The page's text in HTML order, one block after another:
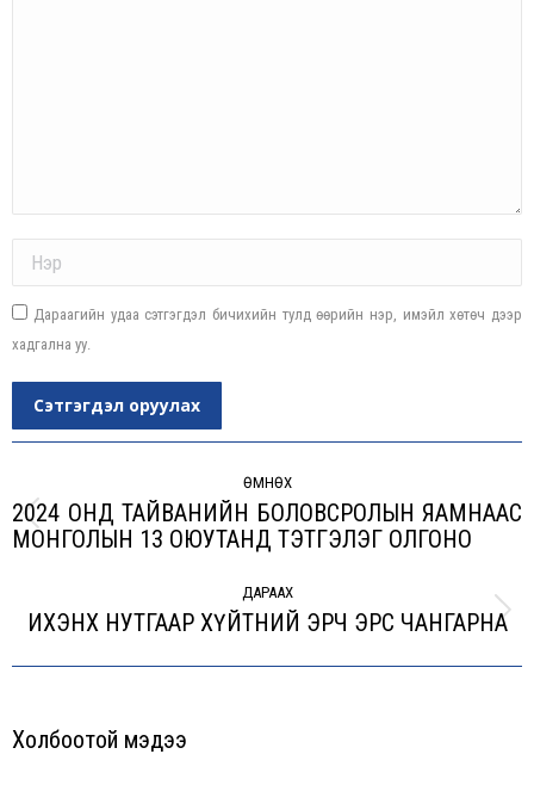
Дараагийн удаа сэтгэгдэл бичихийн тулд өөрийн нэр, имэйл хөтөч дээр
хадгална уу.
Сэтгэгдэл оруулах
ӨМНӨХ
Previous
post:
2024 ОНД ТАЙВАНИЙН БОЛОВСРОЛЫН ЯАМНААС
МОНГОЛЫН 13 ОЮУТАНД ТЭТГЭЛЭГ ОЛГОНО
ДАРААХ
Next
ИХЭНХ НУТГААР ХҮЙТНИЙ ЭРЧ ЭРС ЧАНГАРНА
Холбоотой мэдээ